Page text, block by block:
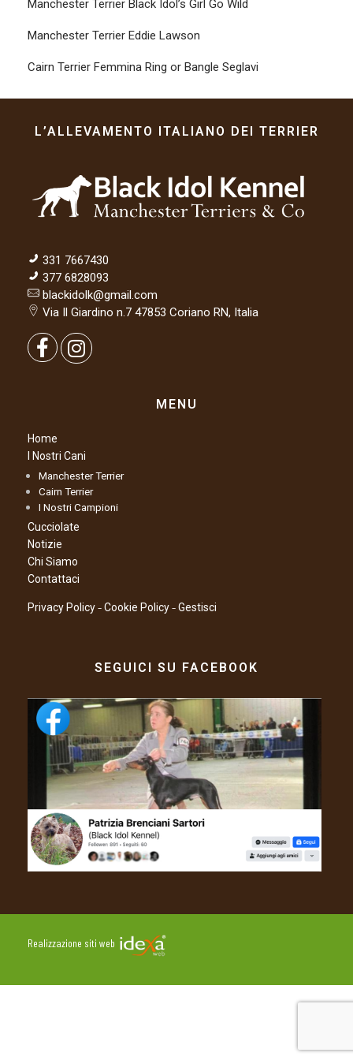
Manchester Terrier Black Idol’s Girl Go Wild
Manchester Terrier Eddie Lawson
Cairn Terrier Femmina Ring or Bangle Seglavi
L’ALLEVAMENTO ITALIANO DEI TERRIER
331 7667430
377 6828093
blackidolk@gmail.com
Via Il Giardino n.7 47853 Coriano RN, Italia
MENU
Home
I Nostri Cani
Manchester Terrier
Cairn Terrier
I Nostri Campioni
Cucciolate
Notizie
Chi Siamo
Contattaci
Privacy Policy–Cookie Policy–Gestisci
SEGUICI SU FACEBOOK
Realizzazione siti web